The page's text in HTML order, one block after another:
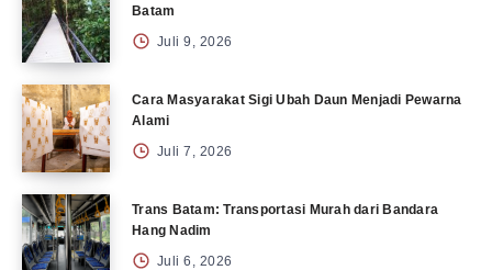
Batam
Juli 9, 2026
Cara Masyarakat Sigi Ubah Daun Menjadi Pewarna
Alami
Juli 7, 2026
Trans Batam: Transportasi Murah dari Bandara
Hang Nadim
Juli 6, 2026